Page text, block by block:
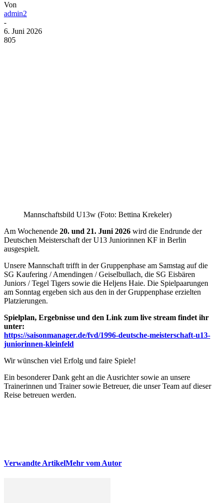
Von
admin2
-
6. Juni 2026
805
Mannschaftsbild U13w (Foto: Bettina Krekeler)
Am Wochenende 20. und 21. Juni 2026 wird die Endrunde der
Deutschen Meisterschaft der U13 Juniorinnen KF in Berlin
ausgespielt.
Unsere Mannschaft trifft in der Gruppenphase am Samstag auf die
SG Kaufering / Amendingen / Geiselbullach, die SG Eisbären
Juniors / Tegel Tigers sowie die Heljens Haie. Die Spielpaarungen
am Sonntag ergeben sich aus den in der Gruppenphase erzielten
Platzierungen.
Spielplan, Ergebnisse und den Link zum live stream findet ihr
unter:
https://saisonmanager.de/fvd/1996-deutsche-meisterschaft-u13-
juniorinnen-kleinfeld
Wir wünschen viel Erfolg und faire Spiele!
Ein besonderer Dank geht an die Ausrichter sowie an unsere
Trainerinnen und Trainer sowie Betreuer, die unser Team auf dieser
Reise betreuen werden.
Verwandte ArtikelMehr vom Autor